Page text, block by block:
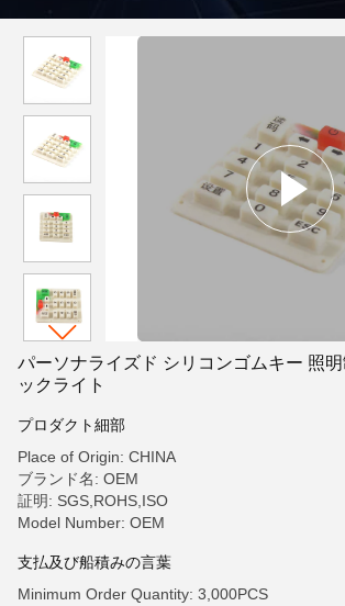
パーソナライズド シリコンゴムキー 照
ックライト
プロダクト細部
Place of Origin: CHINA
ブランド名: OEM
証明: SGS,ROHS,ISO
Model Number: OEM
支払及び船積みの言葉
Minimum Order Quantity: 3,000PCS